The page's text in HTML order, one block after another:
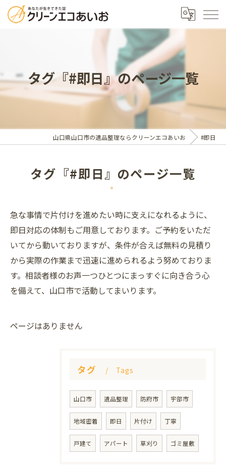
タグ『#即日』のページ一覧
山口県山口市の遺品整理ならクリーンエコあいお #即日
タグ『#即日』のページ一覧
急な事情で片付けを進めたい時に支えになれるように、
即日対応の体制もご用意しております。ご予約をいただ
いてから動いておりますが、条件が合えば無料の見積り
から実際の作業まで迅速に進められるよう努めておりま
す。相談者様のお声一つひとつにまっすぐに向き合う心
を備えて、山口市で活動してまいります。
ページはありません
タグ Tags
山口市 遺品整理 防府市 宇部市
地域密着 即日 片付け 丁寧
戸建て アパート 草刈り ゴミ屋敷